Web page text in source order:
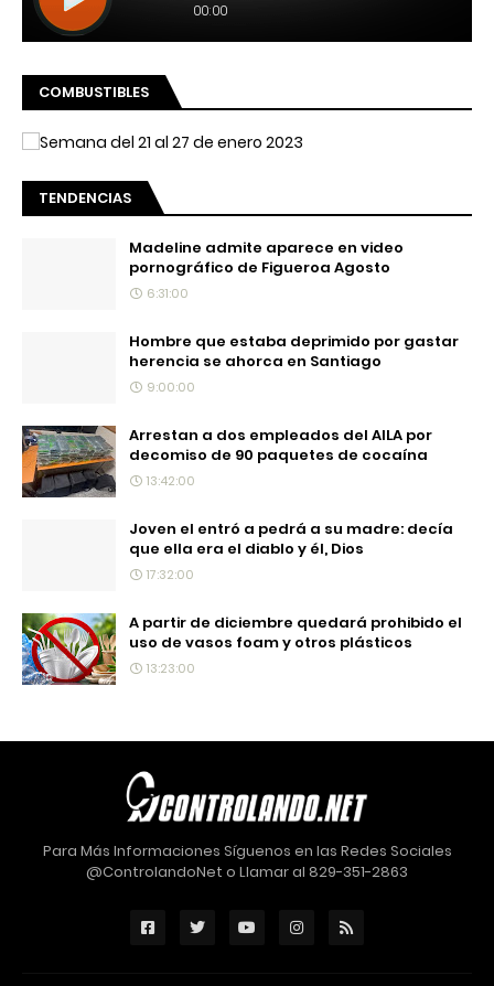
COMBUSTIBLES
TENDENCIAS
Madeline admite aparece en video
pornográfico de Figueroa Agosto
6:31:00
Hombre que estaba deprimido por gastar
herencia se ahorca en Santiago
9:00:00
Arrestan a dos empleados del AILA por
decomiso de 90 paquetes de cocaína
13:42:00
Joven el entró a pedrá a su madre: decía
que ella era el diablo y él, Dios
17:32:00
A partir de diciembre quedará prohibido el
uso de vasos foam y otros plásticos
13:23:00
Para Más Informaciones Síguenos en las Redes Sociales
@ControlandoNet o Llamar al 829-351-2863